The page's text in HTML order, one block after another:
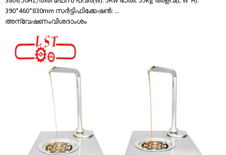
390*460*830mm സർട്ടിഫിക്കേഷൻ: ...
അന്വേഷണംവിശദാംശം